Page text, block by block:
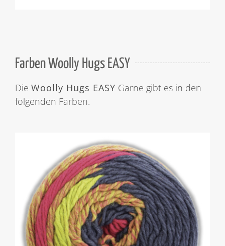
Farben Woolly Hugs EASY
Die Woolly Hugs EASY Garne gibt es in den
folgenden Farben.